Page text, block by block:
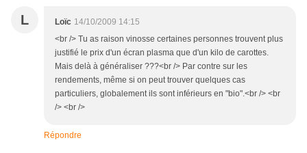
L Loïc 14/10/2009 14:15
<br /> Tu as raison vinosse certaines personnes trouvent plus
justifié le prix d'un écran plasma que d'un kilo de carottes.
Mais delà à généraliser ???<br /> Par contre sur les
rendements, même si on peut trouver quelques cas
particuliers, globalement ils sont inférieurs en "bio".<br /> <br
/> <br />
Répondre